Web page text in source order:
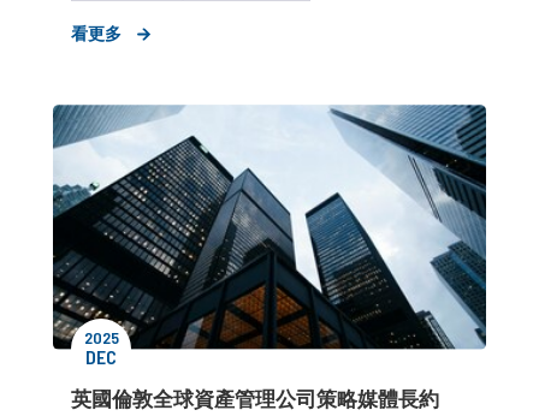
看更多
2025
DEC
英國倫敦全球資產管理公司策略媒體長約